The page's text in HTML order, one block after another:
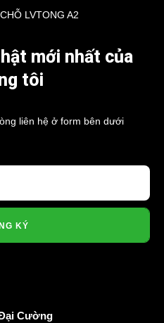
mới nhất của
tôi
liên hệ ở form bên dưới
KÝ
Cường